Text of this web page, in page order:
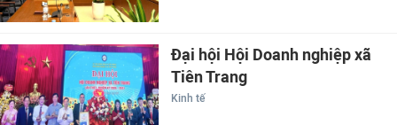
Đại hội Hội Doanh nghiệp xã
Tiên Trang
Kinh tế